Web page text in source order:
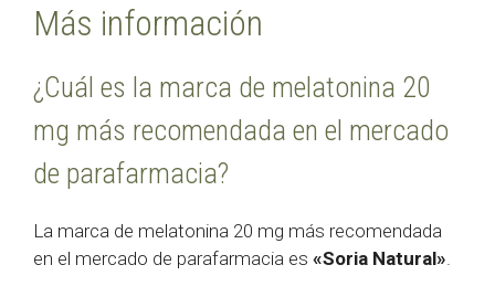
Más información
¿Cuál es la marca de melatonina 20
mg más recomendada en el mercado
de parafarmacia?
La marca de melatonina 20 mg más recomendada
en el mercado de parafarmacia es «Soria Natural»